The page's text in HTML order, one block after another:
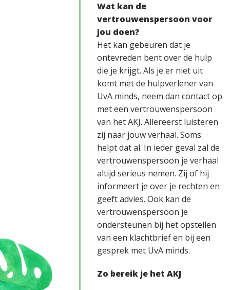
Wat kan de
vertrouwenspersoon voor
jou doen?
Het kan gebeuren dat je
ontevreden bent over de hulp
die je krijgt. Als je er niet uit
komt met de hulpverlener van
UvA minds, neem dan contact op
met een vertrouwenspersoon
van het AKJ. Allereerst luisteren
zij naar jouw verhaal. Soms
helpt dat al. In ieder geval zal de
vertrouwenspersoon je verhaal
altijd serieus nemen. Zij of hij
informeert je over je rechten en
geeft advies. Ook kan de
vertrouwenspersoon je
ondersteunen bij het opstellen
van een klachtbrief en bij een
gesprek met UvA minds.
Zo bereik je het AKJ